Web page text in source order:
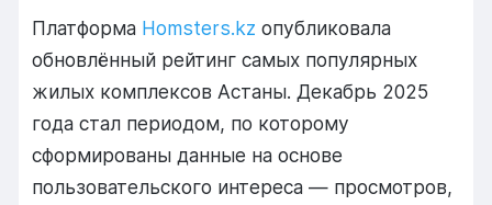
Платформа Homsters.kz опубликовала
обновлённый рейтинг самых популярных
жилых комплексов Астаны. Декабрь 2025
года стал периодом, по которому
сформированы данные на основе
пользовательского интереса — просмотров,